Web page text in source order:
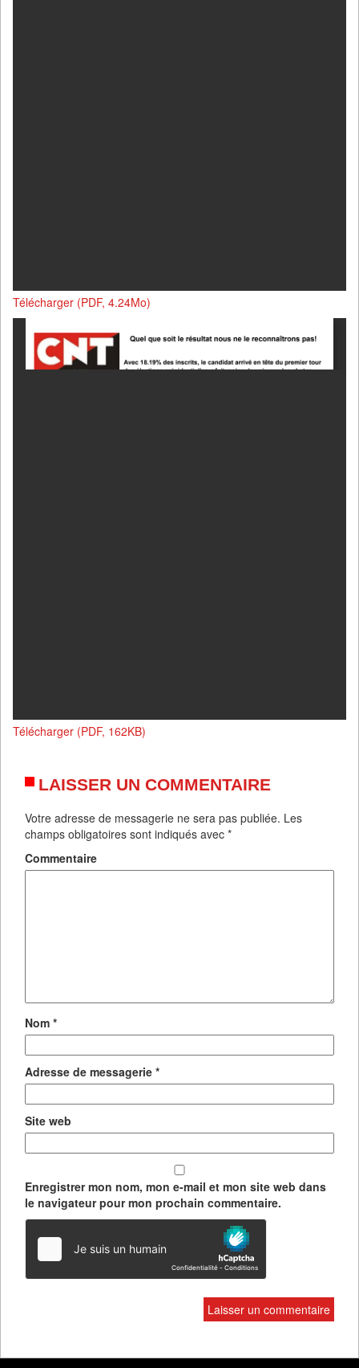
Télécharger (PDF, 4.24Mo)
Télécharger (PDF, 162KB)
LAISSER UN COMMENTAIRE
Votre adresse de messagerie ne sera pas publiée. Les
champs obligatoires sont indiqués avec *
Commentaire
Nom *
Adresse de messagerie *
Site web
Enregistrer mon nom, mon e-mail et mon site web dans
le navigateur pour mon prochain commentaire.